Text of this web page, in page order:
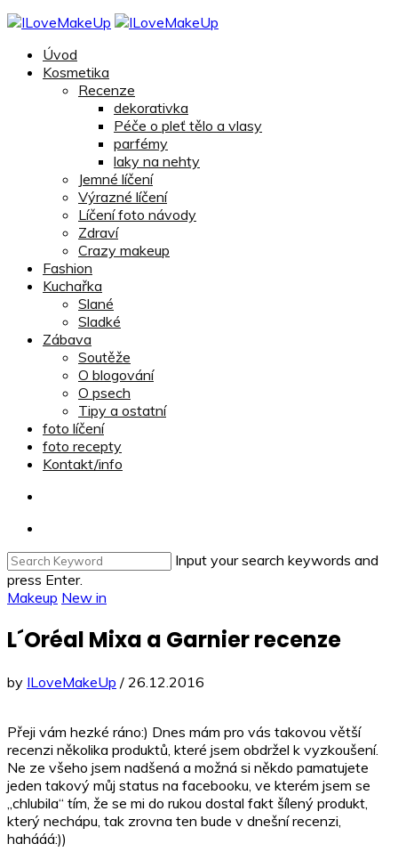
Úvod
Kosmetika
Recenze
dekorativka
Péče o pleť tělo a vlasy
parfémy
laky na nehty
Jemné líčení
Výrazné líčení
Líčení foto návody
Zdraví
Crazy makeup
Fashion
Kuchařka
Slané
Sladké
Zábava
Soutěže
O blogování
O psech
Tipy a ostatní
foto líčení
foto recepty
Kontakt/info
Input your search keywords and
press Enter.
Makeup New in
L´Oréal Mixa a Garnier recenze
by ILoveMakeUp / 26.12.2016
Přeji vám hezké ráno:) Dnes mám pro vás takovou větší
recenzi několika produktů, které jsem obdržel k vyzkoušení.
Ne ze všeho jsem nadšená a možná si někdo pamatujete
jeden takový můj status na facebooku, ve kterém jsem se
„chlubila“ tím, že se mi do rukou dostal fakt šílený produkt,
který nechápu, tak zrovna ten bude v dnešní recenzi,
hahááá:))